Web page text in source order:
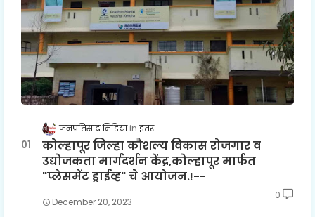
जनप्रतिसाद मिडिया इतर
कोल्हापूर जिल्हा कौशल्य विकास रोजगार व
उद्योजकता मार्गदर्शन केंद्र,कोल्हापूर मार्फत
"प्लेसमेंट ड्राईव्ह" चे आयोजन.!--
December 20, 2023
0